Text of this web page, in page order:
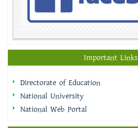
Important Links
Directorate of Education
National University
National Web Portal